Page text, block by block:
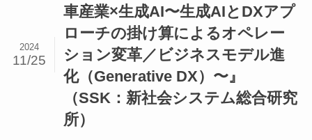
車産業×生成AI〜生成AIとDXアプ
ローチの掛け算によるオペレー
ション変革／ビジネスモデル進
化（Generative DX）〜』
（SSK：新社会システム総合研究
所）
2024
11/25